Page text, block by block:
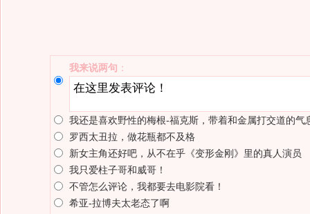
我来说两句 ：
我还是喜欢野性的梅根-福克斯，带着和金属打交道的气
罗西太丑拉，做花瓶都不及格
新女主角还好吧，从不在乎《变形金刚》里的真人演员
我只爱柱子哥和威哥！
不管怎么评论，我都要去电影院看！
希亚-拉博夫太老态了啊